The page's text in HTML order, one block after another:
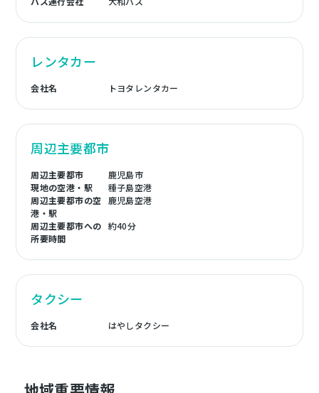
レンタカー
会社名 トヨタレンタカー
周辺主要都市
周辺主要都市
鹿児島市
現地の空港・駅
種子島空港
周辺主要都市の空
港・駅
鹿児島空港
周辺主要都市への
所要時間
約40分
タクシー
会社名 はやしタクシー